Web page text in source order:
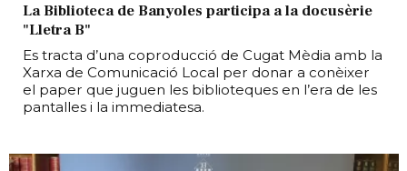
La Biblioteca de Banyoles participa a la docusèrie
"Lletra B"
Es tracta d’una coproducció de Cugat Mèdia amb la
Xarxa de Comunicació Local per donar a conèixer
el paper que juguen les biblioteques en l’era de les
pantalles i la immediatesa.